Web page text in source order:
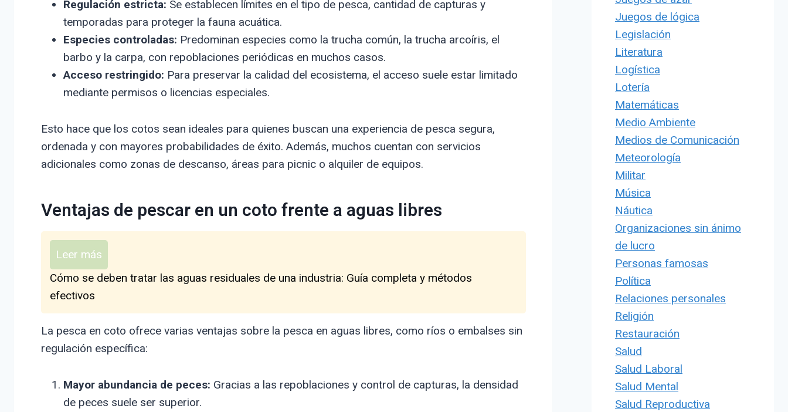
Regulación estricta: Se establecen límites en el tipo de pesca, cantidad de capturas y
temporadas para proteger la fauna acuática.
Especies controladas: Predominan especies como la trucha común, la trucha arcoíris, el
barbo y la carpa, con repoblaciones periódicas en muchos casos.
Acceso restringido: Para preservar la calidad del ecosistema, el acceso suele estar limitado
mediante permisos o licencias especiales.
Esto hace que los cotos sean ideales para quienes buscan una experiencia de pesca segura,
ordenada y con mayores probabilidades de éxito. Además, muchos cuentan con servicios
adicionales como zonas de descanso, áreas para picnic o alquiler de equipos.
Ventajas de pescar en un coto frente a aguas libres
Leer más
Cómo se deben tratar las aguas residuales de una industria: Guía completa y métodos
efectivos
La pesca en coto ofrece varias ventajas sobre la pesca en aguas libres, como ríos o embalses sin
regulación específica:
Mayor abundancia de peces: Gracias a las repoblaciones y control de capturas, la densidad
de peces suele ser superior.
Juegos de lógica
Legislación
Literatura
Logística
Lotería
Matemáticas
Medio Ambiente
Medios de Comunicación
Meteorología
Militar
Música
Náutica
Organizaciones sin ánimo
de lucro
Personas famosas
Política
Relaciones personales
Religión
Restauración
Salud
Salud Laboral
Salud Mental
Salud Reproductiva